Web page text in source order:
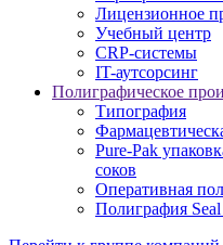
Лицензионное
Учебный центр
CRP-системы
IT-аутсорсинг
Полиграфическое
Типография
Pure-Pak
соков
Оперативная
Полиграфия